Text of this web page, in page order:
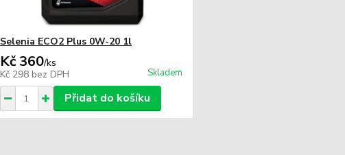
Selenia ECO2 Plus 0W-20 1l
Kč 360/ks
Kč 298 bez DPH Skladem
Přidat do košíku